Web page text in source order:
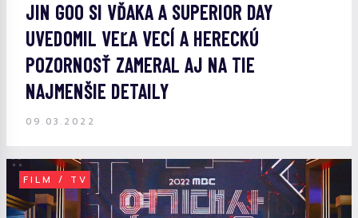
JIN GOO SI VĎAKA A SUPERIOR DAY
UVEDOMIL VEĽA VECÍ A HERECKÚ
POZORNOSŤ ZAMERAL AJ NA TIE
NAJMENŠIE DETAILY
09.03.2022
FILM / TV